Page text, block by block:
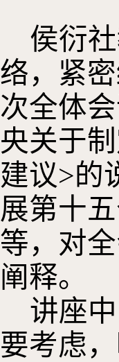
侯衍
络，紧
次全体
央关于
建议>的
展第十
等，对
阐释。
讲座
要考虑